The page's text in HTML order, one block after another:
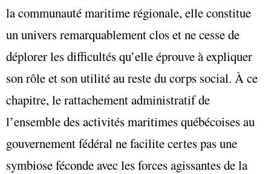
la communauté maritime régionale, elle constitue
un univers remarquablement clos et ne cesse de
déplorer les difficultés qu’elle éprouve à expliquer
son rôle et son utilité au reste du corps social. À ce
chapitre, le rattachement administratif de
l’ensemble des activités maritimes québécoises au
gouvernement fédéral ne facilite certes pas une
symbiose féconde avec les forces agissantes de la